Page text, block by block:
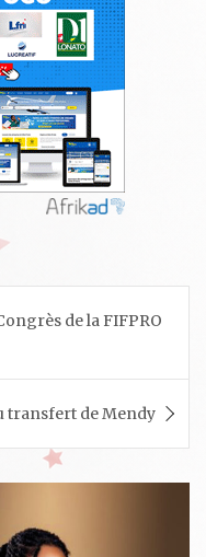
de la FIFPRO
transfert de Mendy